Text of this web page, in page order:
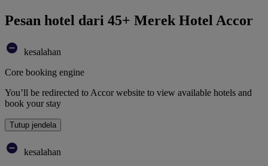
Pesan hotel dari 45+ Merek Hotel Accor
kesalahan
Core booking engine
You’ll be redirected to Accor website to view available hotels and
book your stay
Tutup jendela
kesalahan